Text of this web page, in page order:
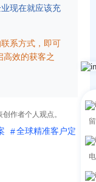
现在就应该充
系方式，即可
高效的获客之
作者个人观点。
全球精准客户定